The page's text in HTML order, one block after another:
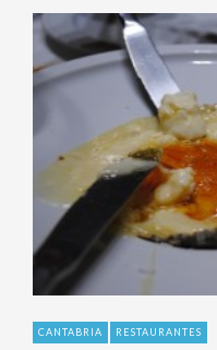
CANTABRIA RESTAURANTES